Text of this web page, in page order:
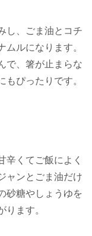
し、ごま油とコチ
ムルになります。
で、箸が止まらな
もぴったりです。
辛くてご飯によく
ャンとごま油だけ
砂糖やしょうゆを
ります。